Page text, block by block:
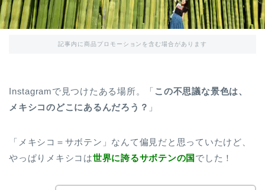
記事内に商品プロモーションを含む場合があります
Instagramで見つけたある場所。「この不思議な景色は、
メキシコのどこにあるんだろう？ 」
「メキシコ＝サボテン」なんて偏見だと思っていたけど、
やっぱりメキシコは世界に誇るサボテンの国 でした！